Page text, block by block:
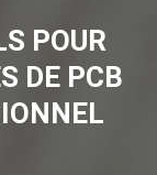
POUR
DE PCB